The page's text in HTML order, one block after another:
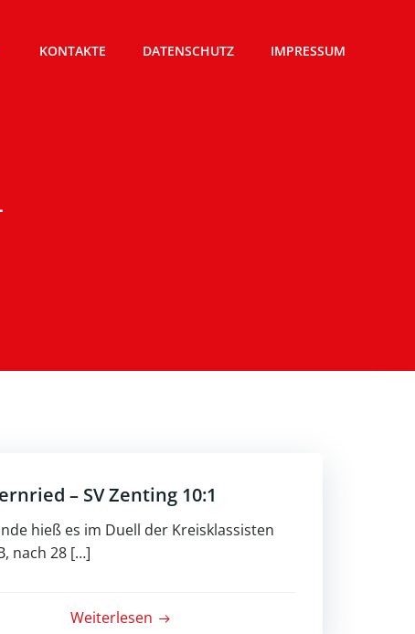
KONTAKTE DATENSCHUTZ IMPRESSUM
– SV Zenting 10:1
hieß es im Duell der Kreisklassisten
nach 28 […]
Weiterlesen